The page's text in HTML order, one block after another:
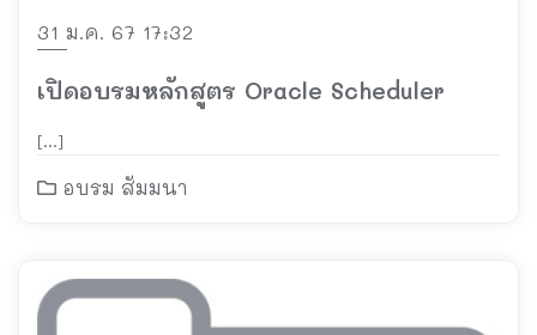
31 ม.ค. 67 17:32
เปิดอบรมหลักสูตร Oracle Scheduler
[…]
อบรม สัมมนา